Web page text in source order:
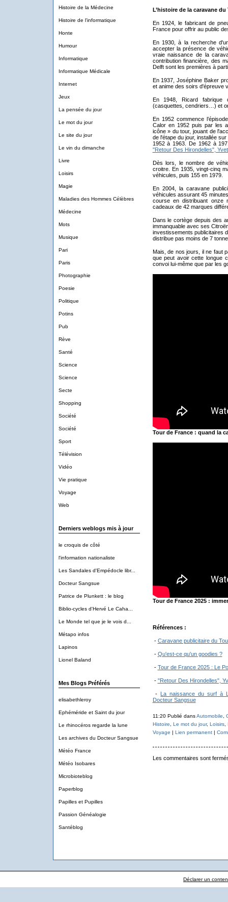
Histoire de la Médecine
Histoire de l'informatique
Honte
Humour
Informatique
Informatique Médicale
Internet
Jeux
La pensée du jour
Le mot du jour
Le site du jour
Le vin du dimanche
Livre
Loisirs
Magie
Maladies des Hommes Célèbres
Médecine
Mots
Musique
Pari
Paris
Photographie
Poesie
Politique
Potins
Pub
Rève
Santé
Science
Science
Secte
Shopping
Société
Société
Sport
Télévision
Vidéo
Vie pratique
Voyage
Web
Derniers weblogs mis à jour
le croquis de côté
l'information nationaliste
Les Sandales d'Empédocle libr...
Docteur Sangsue
Patrice de Plunkett : le blog
Biblio-cycles d'Hervé Le Caha...
Le Monde tel que je le vois d...
Métapo infos
Lapinos
Lionel Baland
Mes Blogs Préférés
elisabethleroy
Ephéméride et Saint du jour
Le rhinocéros regarde la lune
Les archives du Docteur Sangsue
Météo France
Météo Isobares
Microbioteblog
Paperblog
Papilles et Pupilles
Passion Généalogie
Santéblog
L’histoire de la caravane du
En 1924, le fabricant de
France pour offrir au public
En 1930, à la recherche
accepter la présence de
vraie naissance de la
contribution financière, des
Delft sont les premières à
En 1937, Joséphine Baker
et anime des soirs d'épreuve
En 1948, Ricard fabrique
(casquettes, cendriers…) et
En 1952 commence
Calor en 1952 puis par les
icône » du tour, jouant de
de l'étape du jour, installée
1952 à 1963. De 1962 à
"Retour Des Hirondelles",
Dès lors, le nombre de
croitre. En 1935, vingt-cinq
véhicules, puis 155 en 1979.
En 2004, la caravane
véhicules assurant 45
course en distribuant onze
cadeaux de 42 marques
Dans le cortège depuis des
immanquable avec ses
investissements publicitaires
distribue pas moins de 7
Mais, de nos jours, il ne faut
que peut avoir cette longue
convoi lui-même que par les
Tour de France : quand la
Tour de France 2025 :
Références :
- Caravane publicitaire du
- Qu'est-ce qu'un goodies ?
- Tour de France 2025 : Le
- "Retour Des Hirondelles",
- La naissance du surf à
Docteur Sangsue
11:20 Publié dansAutomobile
Histoire
Le mot du jour, Loisirs,
Voyage | Lien permanent|
Les commentaires sont
Déclarer un